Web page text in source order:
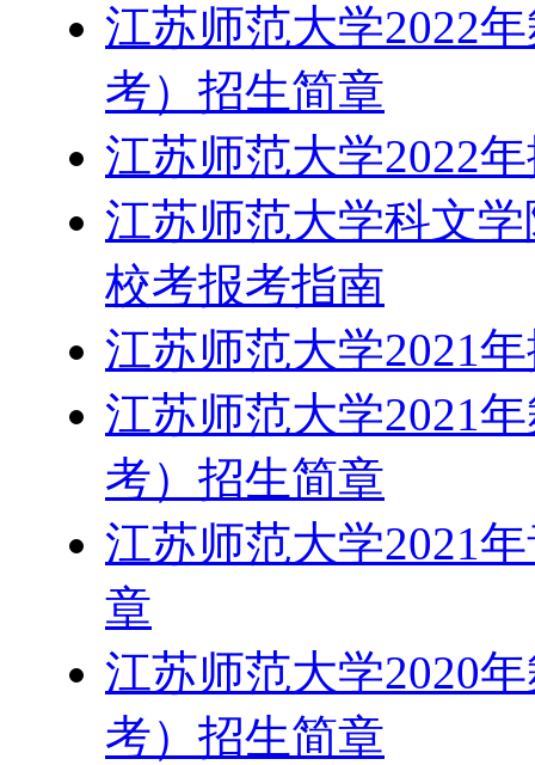
江苏师范大学2022
考）招生简章
江苏师范大学2022
江苏师范大学科文
校考报考指南
江苏师范大学2021
江苏师范大学2021
考）招生简章
江苏师范大学2021
章
江苏师范大学2020
考）招生简章